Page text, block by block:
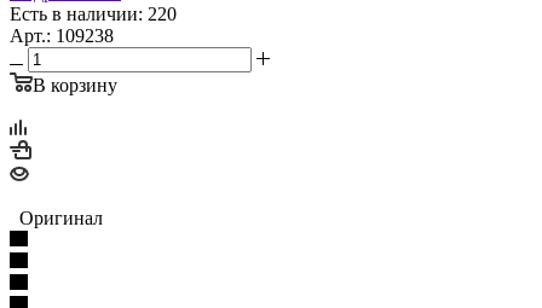
Есть в наличии: 220
Арт.: 109238
В корзину
Оригинал